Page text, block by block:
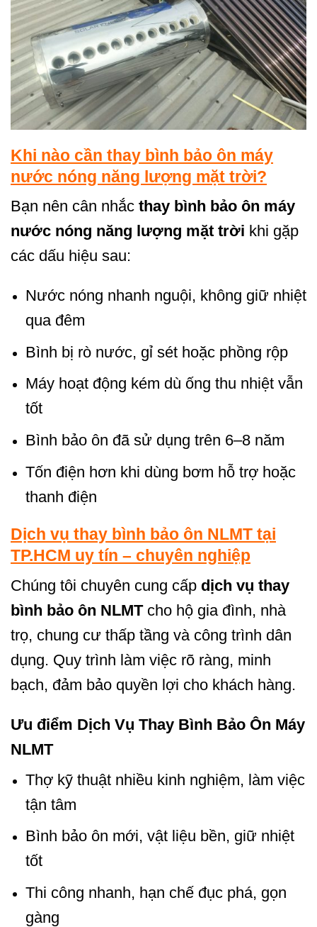
Khi nào cần thay bình bảo ôn máy
nước nóng năng lượng mặt trời?
Bạn nên cân nhắc thay bình bảo ôn máy
nước nóng năng lượng mặt trời khi gặp
các dấu hiệu sau:
Nước nóng nhanh nguội, không giữ nhiệt
qua đêm
Bình bị rò nước, gỉ sét hoặc phồng rộp
Máy hoạt động kém dù ống thu nhiệt vẫn
tốt
Bình bảo ôn đã sử dụng trên 6–8 năm
Tốn điện hơn khi dùng bơm hỗ trợ hoặc
thanh điện
Dịch vụ thay bình bảo ôn NLMT tại
TP.HCM uy tín – chuyên nghiệp
Chúng tôi chuyên cung cấp dịch vụ thay
bình bảo ôn NLMTcho hộ gia đình, nhà
trọ, chung cư thấp tầng và công trình dân
dụng. Quy trình làm việc rõ ràng, minh
bạch, đảm bảo quyền lợi cho khách hàng.
Ưu điểm Dịch Vụ Thay Bình Bảo Ôn Máy
NLMT
Thợ kỹ thuật nhiều kinh nghiệm, làm việc
tận tâm
Bình bảo ôn mới, vật liệu bền, giữ nhiệt
tốt
Thi công nhanh, hạn chế đục phá, gọn
gàng